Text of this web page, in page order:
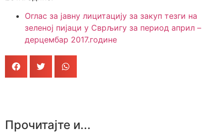
Оглас за јавну лицитацију за закуп тезги на
зеленој пијаци у Сврљигу за период април –
дерцембар 2017.године
Прочитајте и...